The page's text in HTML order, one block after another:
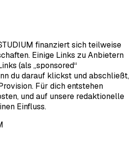
finanziert sich teilweise
Einige Links zu Anbietern
(als „sponsored“
du darauf klickst und abschließt,
Für dich entstehen
und auf unsere redaktionelle
Einfluss.